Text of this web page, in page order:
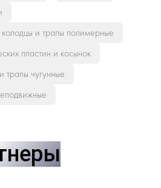
и трапы полимерные
пластин и косынок
чугунные